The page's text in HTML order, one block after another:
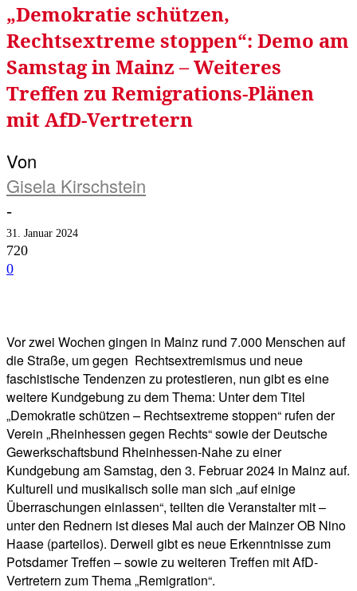
„Demokratie schützen,
Rechtsextreme stoppen“: Demo am
Samstag in Mainz – Weiteres
Treffen zu Remigrations-Plänen
mit AfD-Vertretern
Von
Gisela Kirschstein
-
31. Januar 2024
720
0
Vor zwei Wochen gingen in Mainz rund 7.000 Menschen auf
die Straße, um gegen Rechtsextremismus und neue
faschistische Tendenzen zu protestieren, nun gibt es eine
weitere Kundgebung zu dem Thema: Unter dem Titel
„Demokratie schützen – Rechtsextreme stoppen“ rufen der
Verein „Rheinhessen gegen Rechts“ sowie der Deutsche
Gewerkschaftsbund Rheinhessen-Nahe zu einer
Kundgebung am Samstag, den 3. Februar 2024 in Mainz auf.
Kulturell und musikalisch solle man sich „auf einige
Überraschungen einlassen“, teilten die Veranstalter mit –
unter den Rednern ist dieses Mal auch der Mainzer OB Nino
Haase (parteilos). Derweil gibt es neue Erkenntnisse zum
Potsdamer Treffen – sowie zu weiteren Treffen mit AfD-
Vertretern zum Thema „Remigration“.